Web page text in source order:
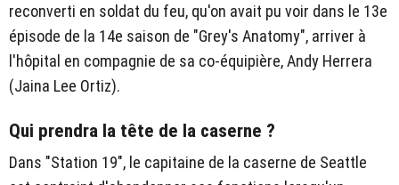
reconverti en soldat du feu, qu'on avait pu voir dans le 13e
épisode de la 14e saison de "Grey's Anatomy", arriver à
l'hôpital en compagnie de sa co-équipière, Andy Herrera
(Jaina Lee Ortiz).
Qui prendra la tête de la caserne ?
Dans "Station 19", le capitaine de la caserne de Seattle